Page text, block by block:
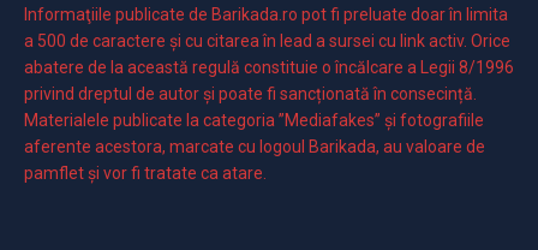
Informaţiile publicate de Barikada.ro pot fi preluate doar în limita
a 500 de caractere şi cu citarea în lead a sursei cu link activ. Orice
abatere de la această regulă constituie o încălcare a Legii 8/1996
privind dreptul de autor și poate fi sancționată în consecință.
Materialele publicate la categoria ”Mediafakes” și fotografiile
aferente acestora, marcate cu logoul Barikada, au valoare de
pamflet și vor fi tratate ca atare.